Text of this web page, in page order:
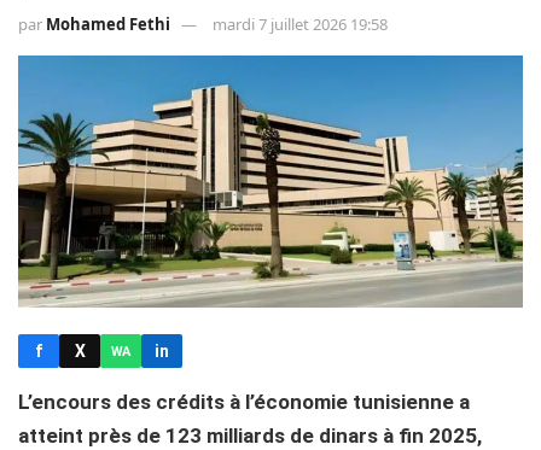
par Mohamed Fethi mardi 7 juillet 2026 19:58
f X WA in
L’encours des crédits à l’économie tunisienne a
atteint près de 123 milliards de dinars à fin 2025,